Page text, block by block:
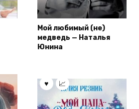
Мой любимый (не)
медведь — Наталья
Юнина